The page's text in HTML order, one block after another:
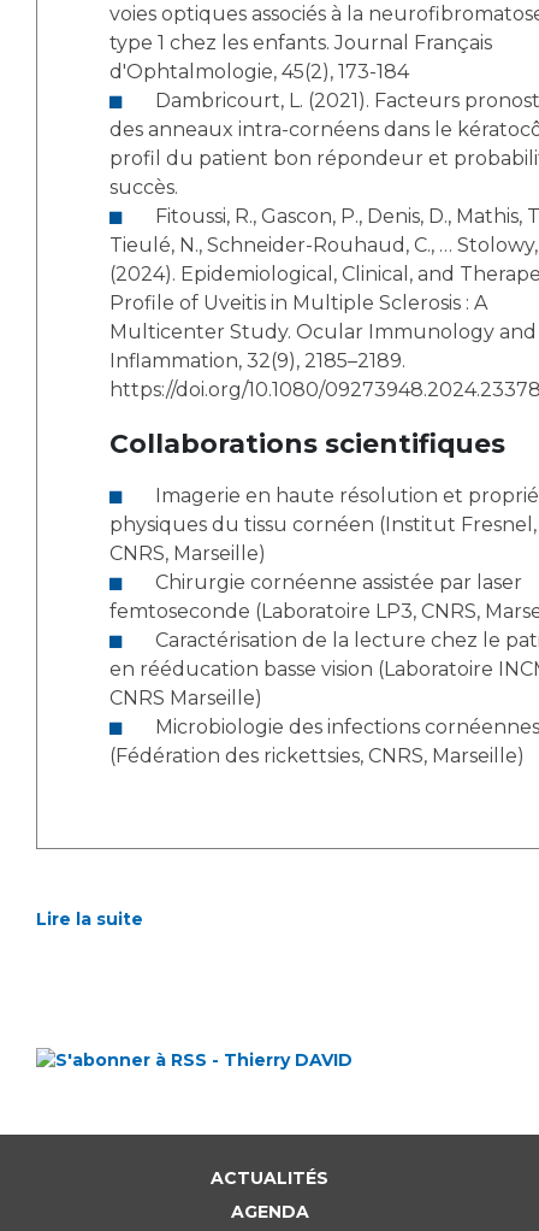
voies optiques associés à la
type 1 chez les enfants. Journal Français
d'Ophtalmologie, 45(2), 173-184
des anneaux intra-cornéens dans le
profil du patient bon répondeur et
succès.
Tieulé, N., Schneider-Rouhaud, C., …
(2024). Epidemiological, Clinical, and
Profile of Uveitis in Multiple Sclerosis : A
Multicenter Study. Ocular Immunology and
Inflammation, 32(9), 2185–2189.
https://doi.org/10.1080/
Collaborations scientifiques
physiques du tissu cornéen (Institut Fresnel,
CNRS, Marseille)
femtoseconde (Laboratoire LP3, CNRS,
en rééducation basse vision (Laboratoire
CNRS Marseille)
(Fédération des rickettsies, CNRS, Marseille)
Lire la suite
ACTUALITÉS
AGENDA